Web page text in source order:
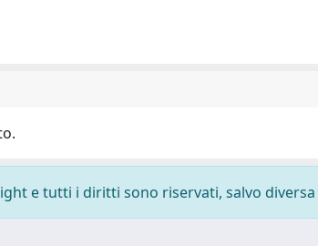
e tutti i diritti sono riservati, salvo diversa